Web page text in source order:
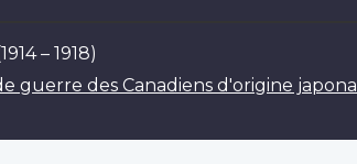
– 1918)
guerre des Canadiens d'origine